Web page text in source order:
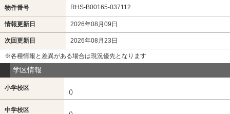
物件番号 RHS-B00165-037112
情報更新日 2026年08月09日
次回更新日 2026年08月23日
※各種情報と差異がある場合は現況優先となります
学区情報
小学校区
()
中学校区